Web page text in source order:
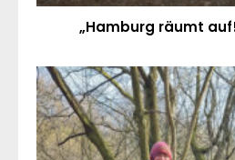
„Hamburg räumt